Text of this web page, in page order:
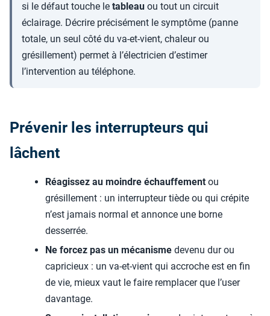
si le défaut touche le tableau ou tout un circuit
éclairage. Décrire précisément le symptôme (panne
totale, un seul côté du va-et-vient, chaleur ou
grésillement) permet à l’électricien d’estimer
l’intervention au téléphone.
Prévenir les interrupteurs qui
lâchent
Réagissez au moindre échauffement ou
grésillement : un interrupteur tiède ou qui crépite
n’est jamais normal et annonce une borne
desserrée.
Ne forcez pas un mécanisme devenu dur ou
capricieux : un va-et-vient qui accroche est en fin
de vie, mieux vaut le faire remplacer que l’user
davantage.